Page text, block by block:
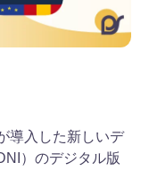
導入した新しいデ
）のデジタル版